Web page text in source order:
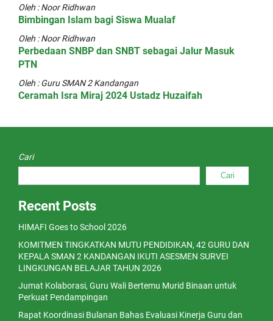
Oleh : Noor Ridhwan
Bimbingan Islam bagi Siswa Mualaf
Oleh : Noor Ridhwan
Perbedaan SNBP dan SNBT sebagai Jalur Masuk
PTN
Oleh : Guru SMAN 2 Kandangan
Ceramah Isra Miraj 2024 Ustadz Huzaifah
Cari
Cari
Recent Posts
HIMAFI Goes to School 2026
KOMITMEN TINGKATKAN MUTU PENDIDIKAN, 42 GURU DAN
KEPALA SMAN 2 KANDANGAN IKUTI ASESMEN SURVEI
LINGKUNGAN BELAJAR TAHUN 2026
Jumat Kolaborasi, Guru Wali Bertemu Murid Binaan untuk
Perkuat Pendampingan
Rapat Koordinasi Bulanan Bahas Evaluasi Kinerja Guru dan